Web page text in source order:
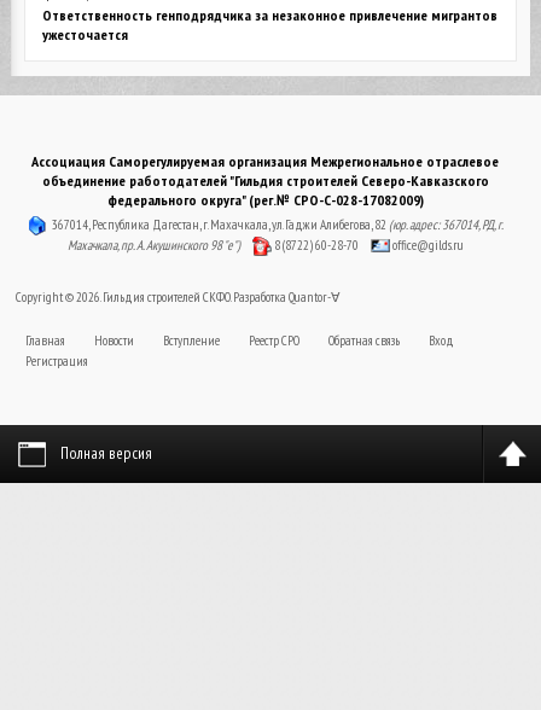
Ответственность генподрядчика за незаконное привлечение мигрантов
ужесточается
Ассоциация Саморегулируемая организация Межрегиональное отраслевое
объединение работодателей "Гильдия строителей Северо-Кавказского
федерального округа" (рег.№ СРО-С-028-17082009)
367014, Республика Дагестан, г. Махачкала, ул. Гаджи Алибегова, 82 (юр. адрес: 367014, РД, г.
Махачкала, пр. А. Акушинского 98 "е")
8 (8722) 60-28-70 office@gilds.ru
Copyright © 2026. Гильдия строителей СКФО. Разработка Quantor-∀
Главная Новости Вступление Реестр СРО Обратная связь
Вход
Регистрация
Полная версия